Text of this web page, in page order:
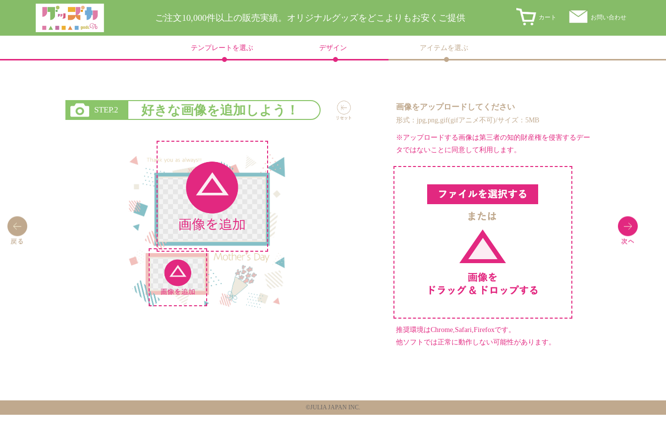
ご注文10,000件以上の販売実績。 オリジナルグッズを どこよりもお安くご提供 カート お問い合わせ
テンプレートを選ぶ デザイン アイテムを選ぶ
STEP.2 好きな画像を追加しよう！ 画像をアップロードしてください
形式：jpg,png,gif(gifアニメ不可)/サイズ：5MB
※アップロードする画像は第三者の知的財産権を侵害するデー
タではないことに同意して利用します。
推奨環境はChrome,Safari,Firefoxです。
他ソフトでは正常に動作しない可能性があります。
©JULIA JAPAN INC.